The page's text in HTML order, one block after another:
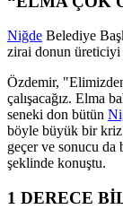
Niğde Belediye
zirai donun
Özdemir,
çalışacağız. Elma
seneki don bütün
böyle büyük bir kriz
geçer ve sonucu
şeklinde konuştu.
1 DERECE